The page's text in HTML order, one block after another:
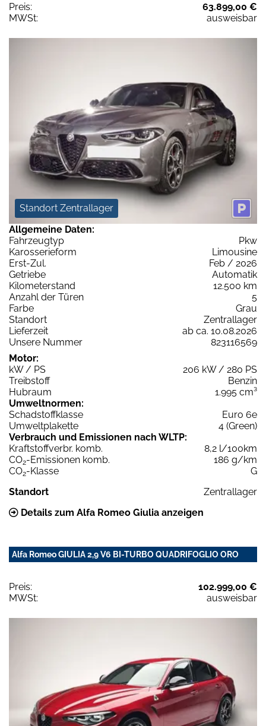
Preis:
63.899,00 €
MWSt:
ausweisbar
Standort Zentrallager
Allgemeine Daten:
Fahrzeugtyp
Pkw
Karosserieform
Limousine
Erst-Zul.
Feb / 2026
Getriebe
Automatik
Kilometerstand
12.500 km
Anzahl der Türen
5
Farbe
Grau
Standort
Zentrallager
Lieferzeit
ab ca. 10.08.2026
Unsere Nummer
823116569
Motor:
kW / PS
206 kW / 280 PS
Treibstoff
Benzin
Hubraum
1.995 cm³
Umweltnormen:
Schadstoffklasse
Euro 6e
Umweltplakette
4 (Green)
Verbrauch und Emissionen nach WLTP:
Kraftstoffverbr. komb.
8,2 l/100km
CO2-Emissionen komb.
186 g/km
CO2-Klasse
G
Standort
Zentrallager
Details zum Alfa Romeo Giulia anzeigen
Alfa Romeo GIULIA 2,9 V6 BI-TURBO QUADRIFOGLIO ORO
Preis:
102.999,00 €
MWSt:
ausweisbar